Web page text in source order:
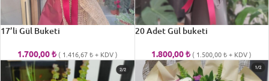
17’li Gül Buketi
1.700,00₺ ( 1.416,67₺+ KDV )
20 Adet Gül buketi
1.800,00₺ ( 1.500,00₺+ KDV )